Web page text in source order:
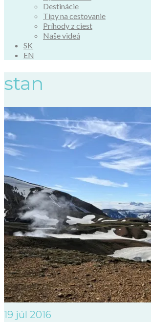
Destinácie
Tipy na cestovanie
Príhody z ciest
Naše videá
SK
EN
stan
19 júl 2016